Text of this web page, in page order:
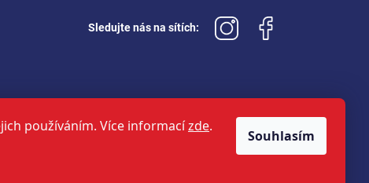
používáním. Více informacízde.
Souhlasím
Sledujte nás na sítích: